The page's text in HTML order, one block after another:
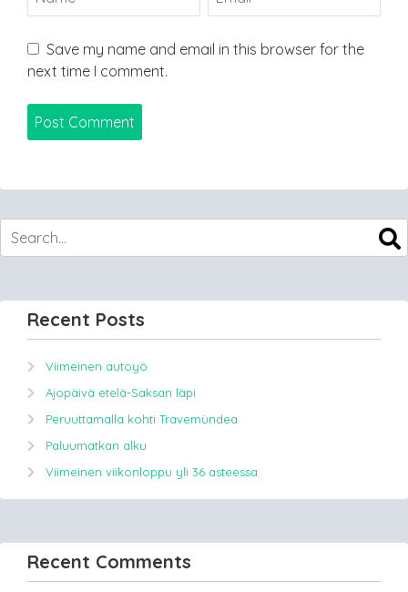
Save my name and email in this browser for the
next time I comment.
Recent Posts
Viimeinen autoyö
Ajopäivä etelä-Saksan läpi
Peruuttamalla kohti Travemündea
Paluumatkan alku
Viimeinen viikonloppu yli 36 asteessa.
Recent Comments